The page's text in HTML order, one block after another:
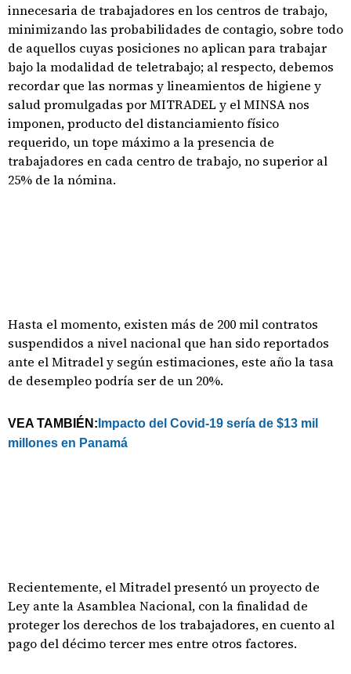
innecesaria de trabajadores en los centros de trabajo,
minimizando las probabilidades de contagio, sobre todo
de aquellos cuyas posiciones no aplican para trabajar
bajo la modalidad de teletrabajo; al respecto, debemos
recordar que las normas y lineamientos de higiene y
salud promulgadas por MITRADEL y el MINSA nos
imponen, producto del distanciamiento físico
requerido, un tope máximo a la presencia de
trabajadores en cada centro de trabajo, no superior al
25% de la nómina.
Hasta el momento, existen más de 200 mil contratos
suspendidos a nivel nacional que han sido reportados
ante el Mitradel y según estimaciones, este año la tasa
de desempleo podría ser de un 20%.
VEA TAMBIÉN: Impacto del Covid-19 sería de $13 mil
millones en Panamá
Recientemente, el Mitradel presentó un proyecto de
Ley ante la Asamblea Nacional, con la finalidad de
proteger los derechos de los trabajadores, en cuento al
pago del décimo tercer mes entre otros factores.